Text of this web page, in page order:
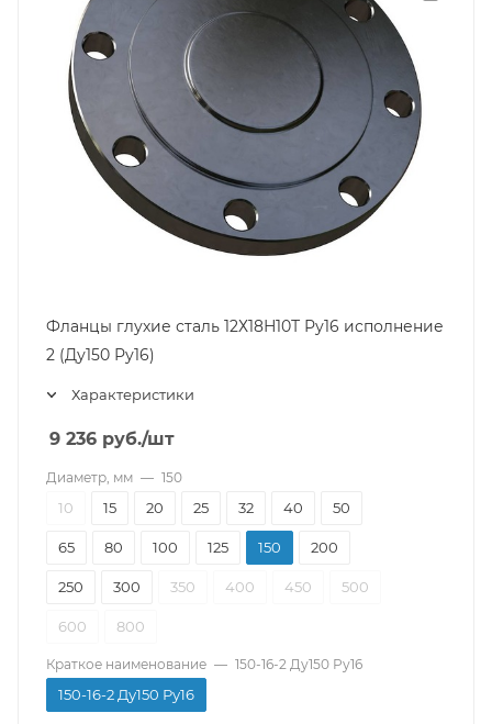
Фланцы глухие сталь 12Х18Н10Т Ру16 исполнение
2 (Ду150 Ру16)
Характеристики
9 236 руб./шт
Диаметр, мм — 150
10 15 20 25 32 40 50
65 80 100 125 150 200
250 300 350 400 450 500
600 800
Краткое наименование — 150-16-2 Ду150 Ру16
150-16-2 Ду150 Ру16